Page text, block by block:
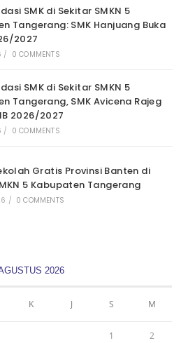
SMK di Sekitar SMKN 5
Tangerang: SMK Hanjuang Buka
2027
/ 0 COMMENTS
SMK di Sekitar SMKN 5
Tangerang, SMK Avicena Rajeg
2026/2027
/ 0 COMMENTS
Gratis Provinsi Banten di
5 Kabupaten Tangerang
/ 0 COMMENTS
2026
K J S M
1 2